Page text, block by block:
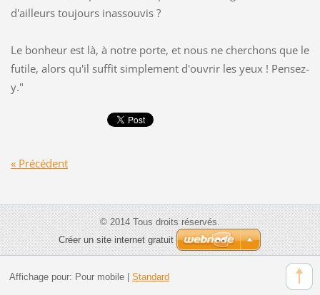
d'ailleurs toujours inassouvis ?
Le bonheur est là, à notre porte, et nous ne cherchons que le
futile, alors qu'il suffit simplement d'ouvrir les yeux ! Pensez-
y."
« Précédent
© 2014 Tous droits réservés.
Créer un site internet gratuit
Affichage pour: Pour mobile| Standard